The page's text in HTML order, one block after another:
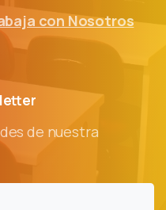
con Nosotros
de nuestra